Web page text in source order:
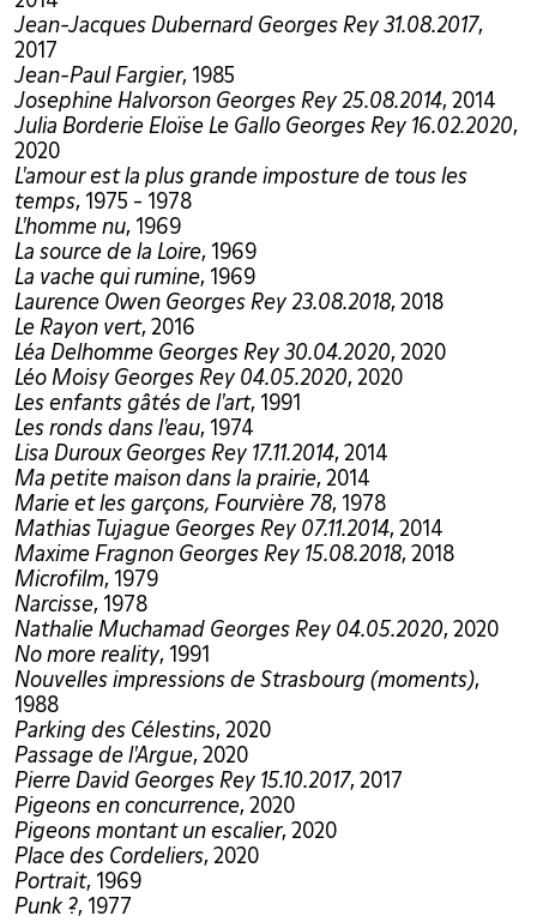
Jean-Jacques Dubernard Georges Rey 31.08.2017,
2017
Jean-Paul Fargier, 1985
Josephine Halvorson Georges Rey 25.08.2014, 2014
Julia Borderie Eloïse Le Gallo Georges Rey 16.02.2020,
2020
L'amour est la plus grande imposture de tous les
temps, 1975 - 1978
L'homme nu, 1969
La source de la Loire, 1969
La vache qui rumine, 1969
Laurence Owen Georges Rey 23.08.2018, 2018
Le Rayon vert, 2016
Léa Delhomme Georges Rey 30.04.2020, 2020
Léo Moisy Georges Rey 04.05.2020, 2020
Les enfants gâtés de l'art, 1991
Les ronds dans l'eau, 1974
Lisa Duroux Georges Rey 17.11.2014, 2014
Ma petite maison dans la prairie, 2014
Marie et les garçons, Fourvière 78, 1978
Mathias Tujague Georges Rey 07.11.2014, 2014
Maxime Fragnon Georges Rey 15.08.2018, 2018
Microfilm, 1979
Narcisse, 1978
Nathalie Muchamad Georges Rey 04.05.2020, 2020
No more reality, 1991
Nouvelles impressions de Strasbourg (moments),
1988
Parking des Célestins, 2020
Passage de l'Argue, 2020
Pierre David Georges Rey 15.10.2017, 2017
Pigeons en concurrence, 2020
Pigeons montant un escalier, 2020
Place des Cordeliers, 2020
Portrait, 1969
Punk ?, 1977